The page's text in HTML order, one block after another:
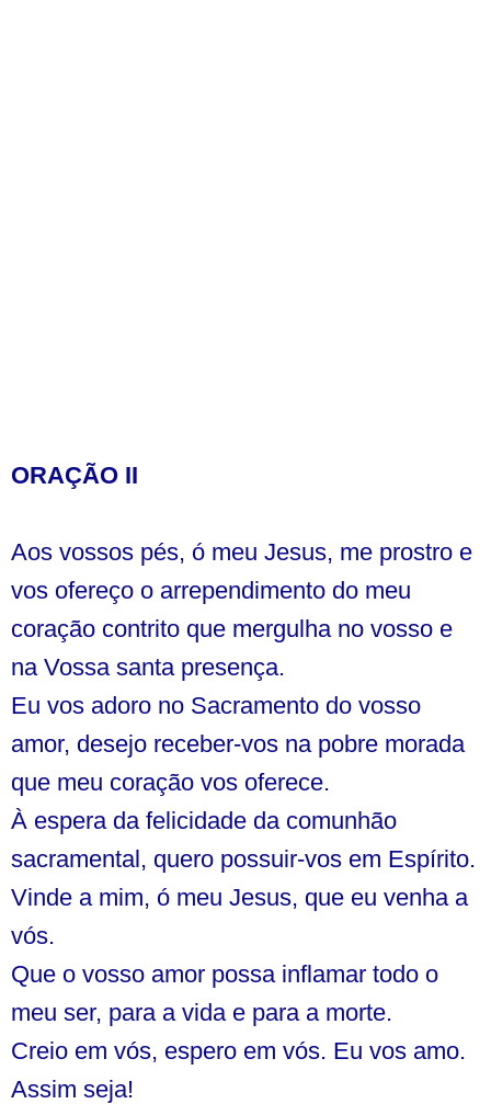
ORAÇÃO II
Aos vossos pés, ó meu Jesus, me prostro e
vos ofereço o arrependimento do meu
coração contrito que mergulha no vosso e
na Vossa santa presença.
Eu vos adoro no Sacramento do vosso
amor, desejo receber-vos na pobre morada
que meu coração vos oferece.
À espera da felicidade da comunhão
sacramental, quero possuir-vos em Espírito.
Vinde a mim, ó meu Jesus, que eu venha a
vós.
Que o vosso amor possa inflamar todo o
meu ser, para a vida e para a morte.
Creio em vós, espero em vós. Eu vos amo.
Assim seja!